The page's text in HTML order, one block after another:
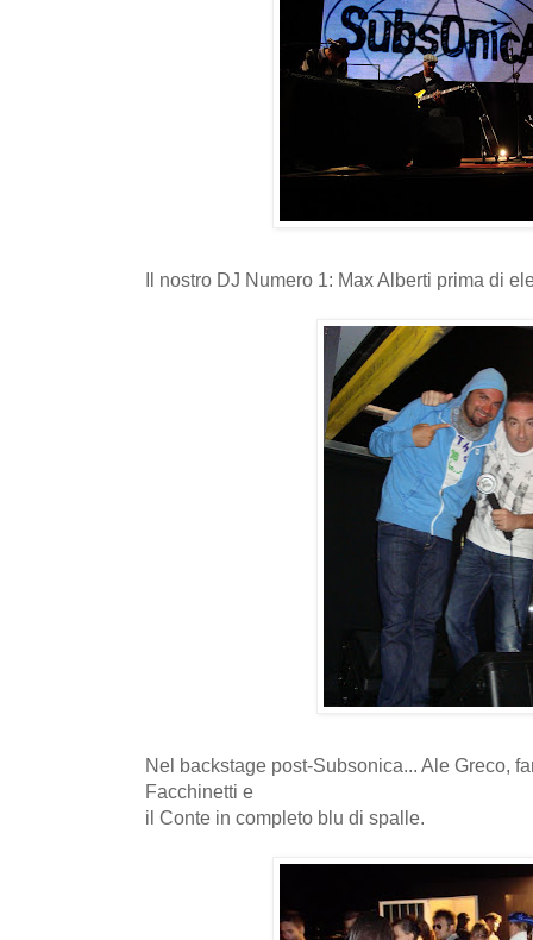
Il nostro DJ Numero 1: Max Alberti prima di
Nel backstage post-Subsonica... Ale Greco,
Facchinetti e
il Conte in completo blu di spalle.